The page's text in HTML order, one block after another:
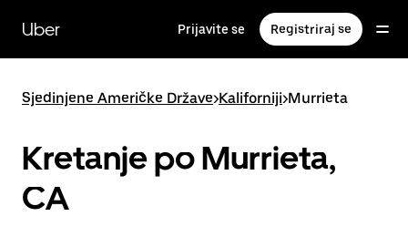
glavni
sadržaj
Uber Prijavite se Registriraj se
Sjedinjene Američke Države>Kaliforniji>Murrieta
Kretanje po Murrieta,
CA